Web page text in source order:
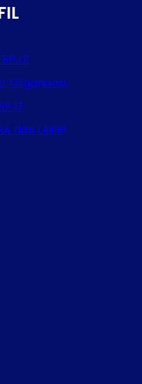
Organisasi
dan LAKIP